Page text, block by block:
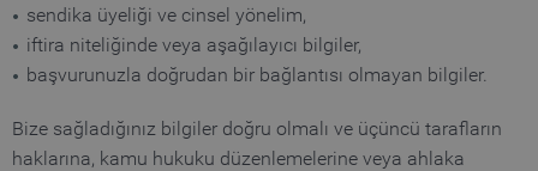
sendika üyeliği ve cinsel yönelim,
iftira niteliğinde veya aşağılayıcı bilgiler,
başvurunuzla doğrudan bir bağlantısı olmayan bilgiler.
Bize sağladığınız bilgiler doğru olmalı ve üçüncü tarafların
haklarına, kamu hukuku düzenlemelerine veya ahlaka